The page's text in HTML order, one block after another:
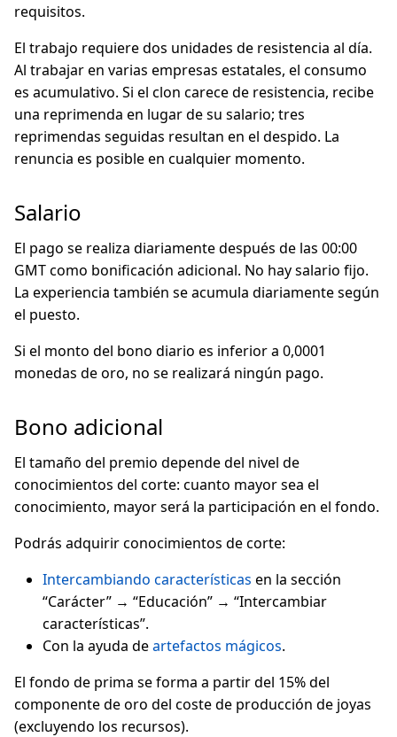
requisitos.
El trabajo requiere dos unidades de resistencia al día.
Al trabajar en varias empresas estatales, el consumo
es acumulativo. Si el clon carece de resistencia, recibe
una reprimenda en lugar de su salario; tres
reprimendas seguidas resultan en el despido. La
renuncia es posible en cualquier momento.
Salario
El pago se realiza diariamente después de las 00:00
GMT como bonificación adicional. No hay salario fijo.
La experiencia también se acumula diariamente según
el puesto.
Si el monto del bono diario es inferior a 0,0001
monedas de oro, no se realizará ningún pago.
Bono adicional
El tamaño del premio depende del nivel de
conocimientos del corte: cuanto mayor sea el
conocimiento, mayor será la participación en el fondo.
Podrás adquirir conocimientos de corte:
Intercambiando características en la sección
“Carácter” → “Educación” → “Intercambiar
características”.
Con la ayuda deartefactos mágicos.
El fondo de prima se forma a partir del 15% del
componente de oro del coste de producción de joyas
(excluyendo los recursos).